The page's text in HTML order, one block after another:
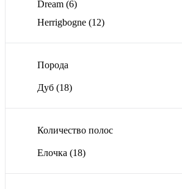
Dream (6)
Herrigbogne (12)
Порода
Дуб (18)
Количество полос
Елочка (18)